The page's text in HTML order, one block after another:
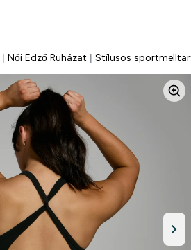
Női Edző Ruházat Stílusos